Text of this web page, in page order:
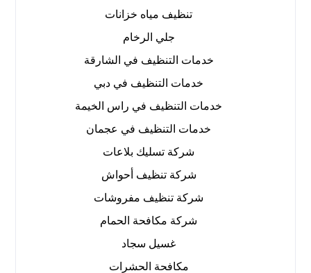
تنظيف مياه خزانات
جلي الرخام
خدمات التنظيف في الشارقة
خدمات التنظيف في دبي
خدمات التنظيف في راس الخيمة
خدمات التنظيف في عجمان
شركة تسليك بلاعات
شركة تنظيف أحواش
شركة تنظيف مفروشات
شركة مكافحة الحمام
غسيل سجاد
مكافحة الحشرات